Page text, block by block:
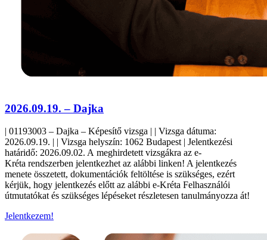
2026.09.19. – Dajka
| 01193003 – Dajka – Képesítő vizsga | | Vizsga dátuma:
2026.09.19. | | Vizsga helyszín: 1062 Budapest | Jelentkezési
határidő: 2026.09.02. A meghirdetett vizsgákra az e-
Kréta rendszerben jelentkezhet az alábbi linken! A jelentkezés
menete összetett, dokumentációk feltöltése is szükséges, ezért
kérjük, hogy jelentkezés előtt az alábbi e-Kréta Felhasználói
útmutatókat és szükséges lépéseket részletesen tanulmányozza át!
Jelentkezem!